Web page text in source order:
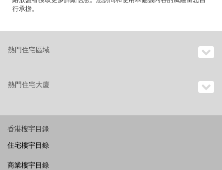
行承擔。
熱門住宅區域
熱門住宅大廈
香港樓宇目錄
住宅樓宇目錄
商業樓宇目錄